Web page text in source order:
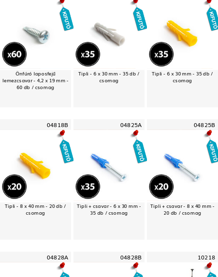
Önfúró laposfejű
lemezcsavar - 4,2 x 19 mm -
60 db / csomag
Tipli - 6 x 30 mm - 35 db /
csomag
Tipli - 6 x 30 mm - 35 db /
csomag
04818B
Tipli - 8 x 40 mm - 20 db /
csomag
04825A
Tipli + csavar - 6 x 30 mm -
35 db / csomag
04825B
Tipli + csavar - 8 x 40 mm -
20 db / csomag
04828A 04828B 10218